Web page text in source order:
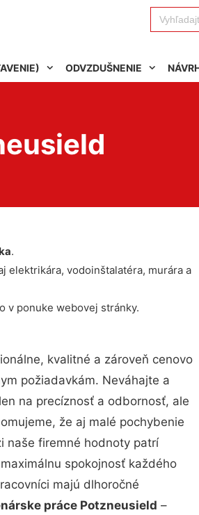
Search
for:
ODVZDUŠNENIE
.
elektrikára, vodoinštalatéra, murára a
v ponuke webovej stránky.
kvalitné a zároveň cenovo
požiadavkám. Neváhajte a
na precíznosť a odbornosť, ale
že aj malé pochybenie
naše firemné hodnoty patrí
spokojnosť každého
majú dlhoročné
práce Potzneusield –